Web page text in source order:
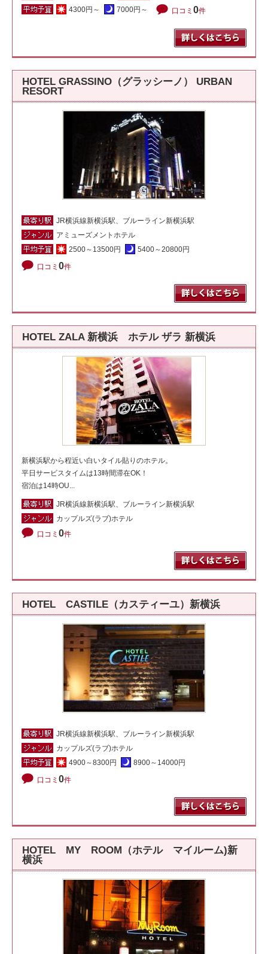
4300円～
7000円～ 口コミ 0件
HOTEL GRASSINO（グラッシーノ） URBAN
RESORT
JR横浜線新横浜駅、ブルーライン新横浜駅
アミューズメントホテル
2500～13500円
5400～20800円
口コミ 0件
HOTEL ZALA 新横浜 ホテル ザラ 新横浜
新横浜駅から程近い白いタイル貼りのホテル。
平日サービスタイムは13時間滞在OK！
宿泊は14時OU...
JR横浜線新横浜駅、ブルーライン新横浜駅
カップルズ(ラブ)ホテル
口コミ 0件
HOTEL CASTILE（カスティーユ）新横浜
JR横浜線新横浜駅、ブルーライン新横浜駅
カップルズ(ラブ)ホテル
4900～8300円
8900～14000円
口コミ 0件
HOTEL MY ROOM（ホテル マイルーム)新
横浜